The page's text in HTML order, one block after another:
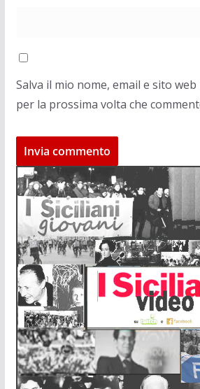
Salva il mio nome, email e sito
per la prossima volta che